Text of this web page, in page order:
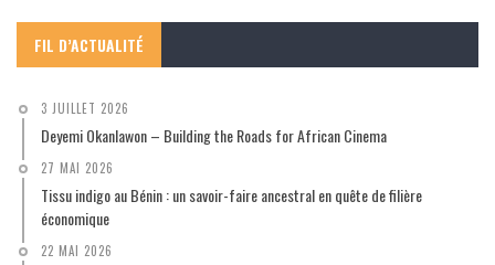
FIL D’ACTUALITÉ
3 JUILLET 2026
Deyemi Okanlawon – Building the Roads for African Cinema
27 MAI 2026
Tissu indigo au Bénin : un savoir-faire ancestral en quête de filière
économique
22 MAI 2026